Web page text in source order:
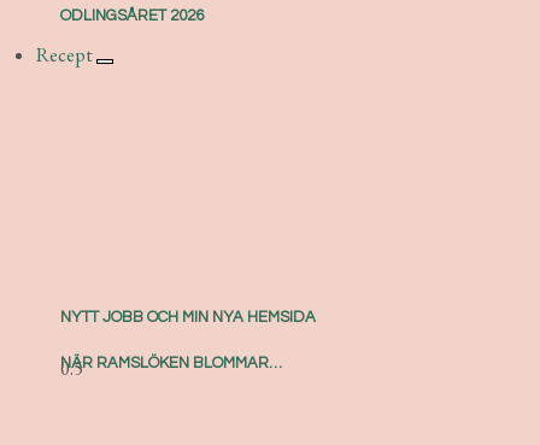
ODLINGSÅRET 2026
NYTT JOBB OCH MIN NYA HEMSIDA
Recept
NÄR RAMSLÖKEN BLOMMAR…